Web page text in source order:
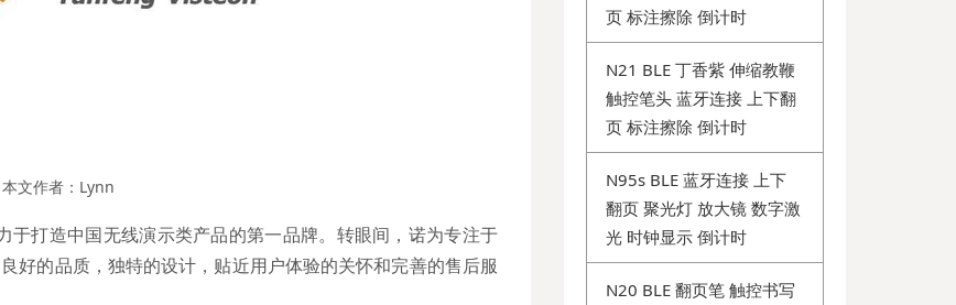
本文作者：Lynn
于打造中国无线演示类产品的第一品牌。转眼间，诺为专注于
好的品质，独特的设计，贴近用户体验的关怀和完善的售后服
页 标注擦除 倒计时
N21 BLE 丁香紫 伸缩教鞭
触控笔头 蓝牙连接 上下翻
页 标注擦除 倒计时
N95s BLE 蓝牙连接 上下
翻页 聚光灯 放大镜 数字激
光 时钟显示 倒计时
N20 BLE 翻页笔 触控书写